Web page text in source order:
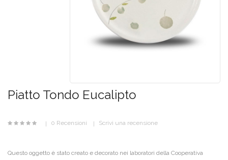
Piatto Tondo Eucalipto
0 Recensioni Scrivi una recensione
Questo oggetto è stato creato e decorato nei laboratori della Cooperativa